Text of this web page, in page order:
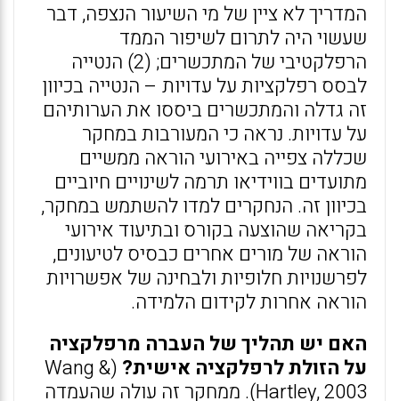
המדריך לא ציין של מי השיעור הנצפה, דבר
שעשוי היה לתרום לשיפור הממד
הרפלקטיבי של המתכשרים; (2) הנטייה
לבסס רפלקציות על עדויות – הנטייה בכיוון
זה גדלה והמתכשרים ביססו את הערותיהם
על עדויות. נראה כי המעורבות במחקר
שכללה צפייה באירועי הוראה ממשיים
מתועדים בווידיאו תרמה לשינויים חיוביים
בכיוון זה. הנחקרים למדו להשתמש במחקר,
בקריאה שהוצעה בקורס ובתיעוד אירועי
הוראה של מורים אחרים כבסיס לטיעונים,
לפרשנויות חלופיות ולבחינה של אפשרויות
הוראה אחרות לקידום הלמידה.
האם יש תהליך של העברה מרפלקציה
על הזולת לרפלקציה אישית? (Wang &
Hartley, 2003). ממחקר זה עולה שהעמדה